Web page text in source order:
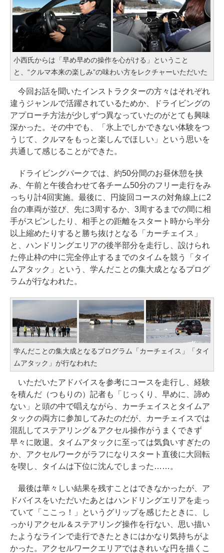
小西氏からは「早め早めの操作を心がける」ということ
と、“クルマ本来の楽しみ”の味わい方をレクチャーいただいた
今回お話を聞いたインストラクターの方々はそれぞれ
違うジャンルで活躍されているためか、ドライビングの
アプローチ方法が少しずつ異なっていたのがとても興味
深かった。その中でも、「氷上でしかできない体験をつ
うじて、クルマをもっと楽しんでほしい」という思いを
共通して感じることができた。
ドライビングパークでは、約50分間のお昼休憩を挟
み、午前と午後合わせて各チーム50分のフリー走行をみ
っちり計4回実施。最後に、円旋回コースの対角線上に2
台の車両が並び、先に3周するか、3周するまでの間に相
手がスピンしたり、相手との距離をスタート時から半分
以上縮めたりすると勝ち抜けとなる「カーチェイス」
と、ハンドリングエリアの後半部分を走行し、設けられ
た停止枠の中に完全停止するまでのタイムを競う「タイ
ムアタック」という、学んだことの集大成となるプログ
ラムが行なわれた。
学んだことの集大成となるプログラム「カーチェイス」「タイ
ムアタック」が行なわれた
いただいたアドバイスを参考にコースを走行し、経験
を積んだ（つもりの）記者も「じっくり、早めに、諦め
ない」と頭の中で唱えながら、カーチェイスとタイムア
タックの両方に参加してみたのだが、カーチェイスでは
混乱してステアリング＆アクセル操作がうまくできず
早々に敗退。タイムアタックに至っては気負いすぎたの
か、アクセルワークがラフになりスタート直後に大回転
を喫し、タイムは下位に沈んでしまった……。
最後は華々しい結果を残すことはできなかったが、ア
ドバイスをいただいたあとはハンドリングエリアを走っ
ていて「ここっ！」というグリップを感じたときに、し
っかりアクセル＆ステアリング操作を行ない、思い描い
たようなラインで走行できたときにはかなり気持ちがよ
かった。アクセルワークエリアではきれいな円を描くこ